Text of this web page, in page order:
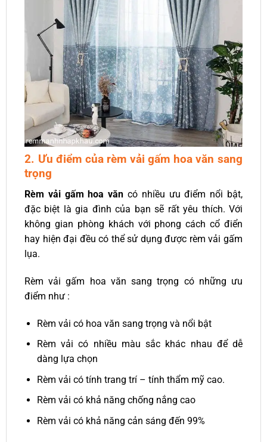
2. Ưu điểm của rèm vải gấm hoa văn sang
trọng
Rèm vải gấm hoa văn có nhiều ưu điểm nổi bật,
đặc biệt là gia đình của bạn sẽ rất yêu thích. Với
không gian phòng khách với phong cách cổ điển
hay hiện đại đều có thể sử dụng được rèm vải gấm
lụa.
Rèm vải gấm hoa văn sang trọng có những ưu
điểm như :
Rèm vải có hoa văn sang trọng và nổi bật
Rèm vải có nhiều màu sắc khác nhau để dễ
dàng lựa chọn
Rèm vải có tính trang trí – tính thẩm mỹ cao.
Rèm vải có khả năng chống nắng cao
Rèm vải có khả năng cản sáng đến 99%